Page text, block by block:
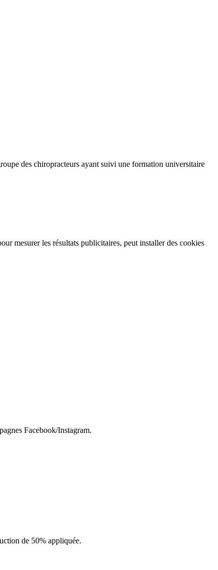
des chiropracteurs ayant suivi une formation universitaire
mesurer les résultats publicitaires, peut installer des cookies
Facebook/Instagram.
de 50% appliquée.